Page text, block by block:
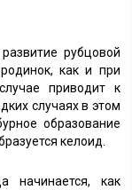
рубцовой
как и при
приводит к
случаях в этом
образование
келоид.
начинается, как